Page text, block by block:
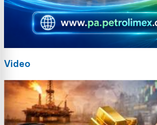
Video